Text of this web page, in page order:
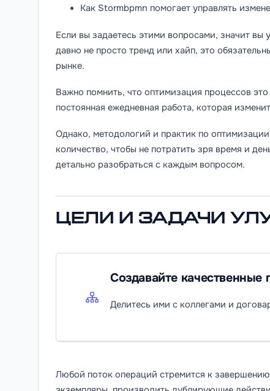
Как Stormbpmn помогает управлять
Если вы задаетесь этими вопросами, значит
давно не просто тренд или хайп, это
рынке.
Важно помнить, что оптимизация процессов
постоянная ежедневная работа, которая
Однако, методологий и практик по
количество, чтобы не потратить зря время и
детально разобраться с каждым вопросом.
Цели и задачи
Создавайте качественные
Делитесь ими с коллегами и
Любой поток операций стремится к